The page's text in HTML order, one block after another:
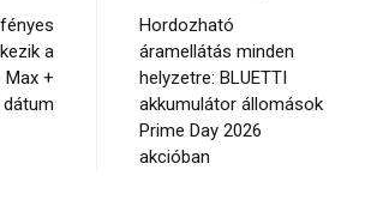
a
Max +
Hordozható
áramellátás minden
helyzetre: BLUETTI
akkumulátor állomások
Prime Day 2026
akcióban